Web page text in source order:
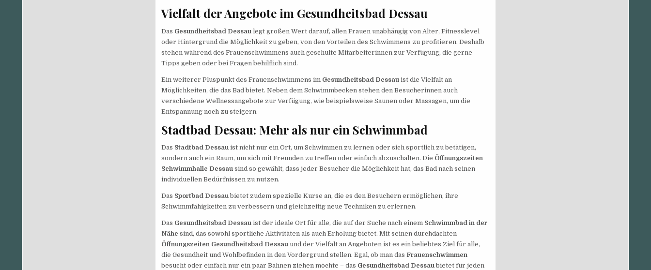
Vielfalt der Angebote im Gesundheitsbad Dessau
Das Gesundheitsbad Dessau legt großen Wert darauf, allen Frauen unabhängig von Alter, Fitnesslevel
oder Hintergrund die Möglichkeit zu geben, von den Vorteilen des Schwimmens zu profitieren. Deshalb
stehen während des Frauenschwimmens auch geschulte Mitarbeiterinnen zur Verfügung, die gerne
Tipps geben oder bei Fragen behilflich sind.
Ein weiterer Pluspunkt des Frauenschwimmens im Gesundheitsbad Dessau ist die Vielfalt an
Möglichkeiten, die das Bad bietet. Neben dem Schwimmbecken stehen den Besucherinnen auch
verschiedene Wellnessangebote zur Verfügung, wie beispielsweise Saunen oder Massagen, um die
Entspannung noch zu steigern.
Stadtbad Dessau: Mehr als nur ein Schwimmbad
Das Stadtbad Dessauist nicht nur ein Ort, um Schwimmen zu lernen oder sich sportlich zu betätigen,
sondern auch ein Raum, um sich mit Freunden zu treffen oder einfach abzuschalten. Die Öffnungszeiten
Schwimmhalle Dessausind so gewählt, dass jeder Besucher die Möglichkeit hat, das Bad nach seinen
individuellen Bedürfnissen zu nutzen.
Das Sportbad Dessaubietet zudem spezielle Kurse an, die es den Besuchern ermöglichen, ihre
Schwimmfähigkeiten zu verbessern und gleichzeitig neue Techniken zu erlernen.
Das Gesundheitsbad Dessauist der ideale Ort für alle, die auf der Suche nach einem Schwimmbad in der
Nähe sind, das sowohl sportliche Aktivitäten als auch Erholung bietet. Mit seinen durchdachten
Öffnungszeiten Gesundheitsbad Dessauund der Vielfalt an Angeboten ist es ein beliebtes Ziel für alle,
die Gesundheit und Wohlbefinden in den Vordergrund stellen. Egal, ob man das Frauenschwimmen
besucht oder einfach nur ein paar Bahnen ziehen möchte – das Gesundheitsbad Dessaubietet für jeden